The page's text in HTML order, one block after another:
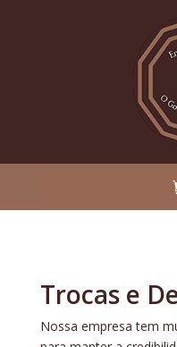
Trocas e
Nossa empresa tem